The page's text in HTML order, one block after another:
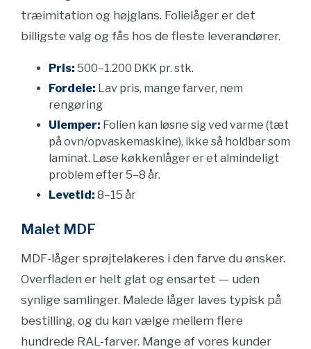
træimitation og højglans. Folielåger er det
billigste valg og fås hos de fleste leverandører.
Pris: 500–1.200 DKK pr. stk.
Fordele: Lav pris, mange farver, nem
rengøring
Ulemper: Folien kan løsne sig ved varme (tæt
på ovn/opvaskemaskine), ikke så holdbar som
laminat. Løse køkkenlåger er et almindeligt
problem efter 5–8 år.
Levetid: 8–15 år
Malet MDF
MDF-låger sprøjtelakeres i den farve du ønsker.
Overfladen er helt glat og ensartet — uden
synlige samlinger. Malede låger laves typisk på
bestilling, og du kan vælge mellem flere
hundrede RAL-farver. Mange af vores kunder